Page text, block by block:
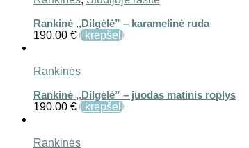
Rankinė ,,Dilgėlė” – karamelinė ruda
190.00 € Į krepšelį
Rankinės
Rankinė ,,Dilgėlė” – juodas matinis roplys
190.00 € Į krepšelį
Rankinės